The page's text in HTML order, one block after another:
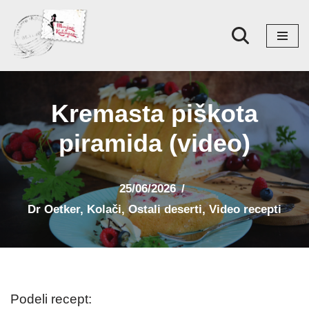
Skoči
na
Kremasta piškota
piramida (video)
25/06/2026
Dr Oetker, Kolači,Ostali deserti,Video recepti
Podeli recept: